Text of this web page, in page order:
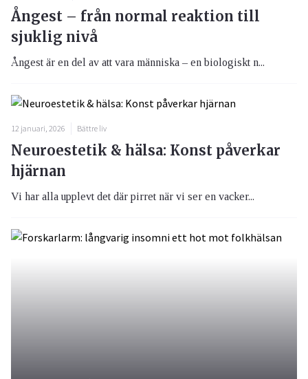
Ångest – från normal reaktion till
sjuklig nivå
Ångest är en del av att vara människa – en biologiskt n...
12 januari, 2026 Bättre liv
Neuroestetik & hälsa: Konst påverkar
hjärnan
Vi har alla upplevt det där pirret när vi ser en vacker...